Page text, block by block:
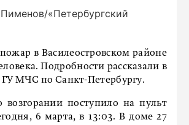
«Петербургский
в Василеостровском районе
Подробности рассказали в
ГУ МЧС по Санкт-Петербургу.
поступило на пульт
6 марта, в 13:03. В доме 27